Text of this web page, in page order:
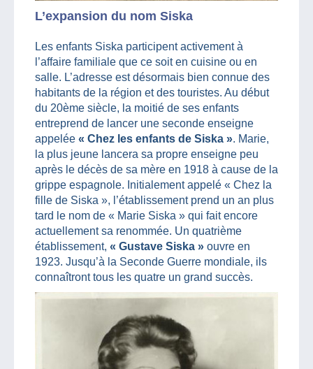
L’expansion du nom Siska
Les enfants Siska participent activement à
l’affaire familiale que ce soit en cuisine ou en
salle. L’adresse est désormais bien connue des
habitants de la région et des touristes. Au début
du 20ème siècle, la moitié de ses enfants
entreprend de lancer une seconde enseigne
appelée « Chez les enfants de Siska ». Marie,
la plus jeune lancera sa propre enseigne peu
après le décès de sa mère en 1918 à cause de la
grippe espagnole. Initialement appelé « Chez la
fille de Siska », l’établissement prend un an plus
tard le nom de « Marie Siska » qui fait encore
actuellement sa renommée. Un quatrième
établissement, « Gustave Siska » ouvre en
1923. Jusqu’à la Seconde Guerre mondiale, ils
connaîtront tous les quatre un grand succès.